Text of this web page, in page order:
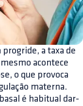
progride, a taxa de
acontece
o que provoca
materna.
é habitual dar-